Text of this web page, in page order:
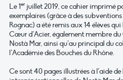
Le 1er juillet 2019, ce cahier imprimé
exemplaires (grâce à des
Rognac) a été remis aux 14 élèves
Cœur d’Acier, également membre
Nostà Mar, ainsi qu’au principal du
l’Académie des Bouches du Rhône.
Ce sont 40 pages illustrées à l’aide